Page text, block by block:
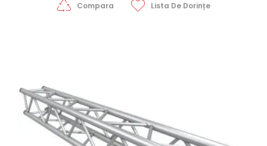
Compara Lista De Dorințe